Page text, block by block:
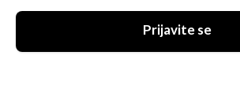
Prijavite se